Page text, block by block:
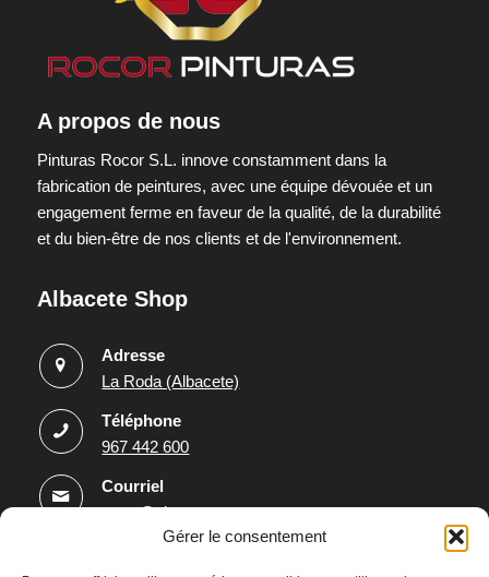
Gérer le consentement
A propos de nous
Pinturas Rocor S.L. innove constamment dans la
fabrication de peintures, avec une équipe dévouée et un
engagement ferme en faveur de la qualité, de la durabilité
et du bien-être de nos clients et de l'environnement.
Albacete Shop
Adresse
La Roda (Albacete)
Téléphone
967 442 600
Courriel
rocor@pinturasrocor.com